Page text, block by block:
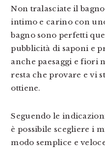
Non tralasciate il
intimo e carino con
bagno sono perfetti
pubblicità di saponi e
anche paesaggi e fiori
resta che provare e vi
ottiene.
Seguendo le
è possibile scegliere i
modo semplice e